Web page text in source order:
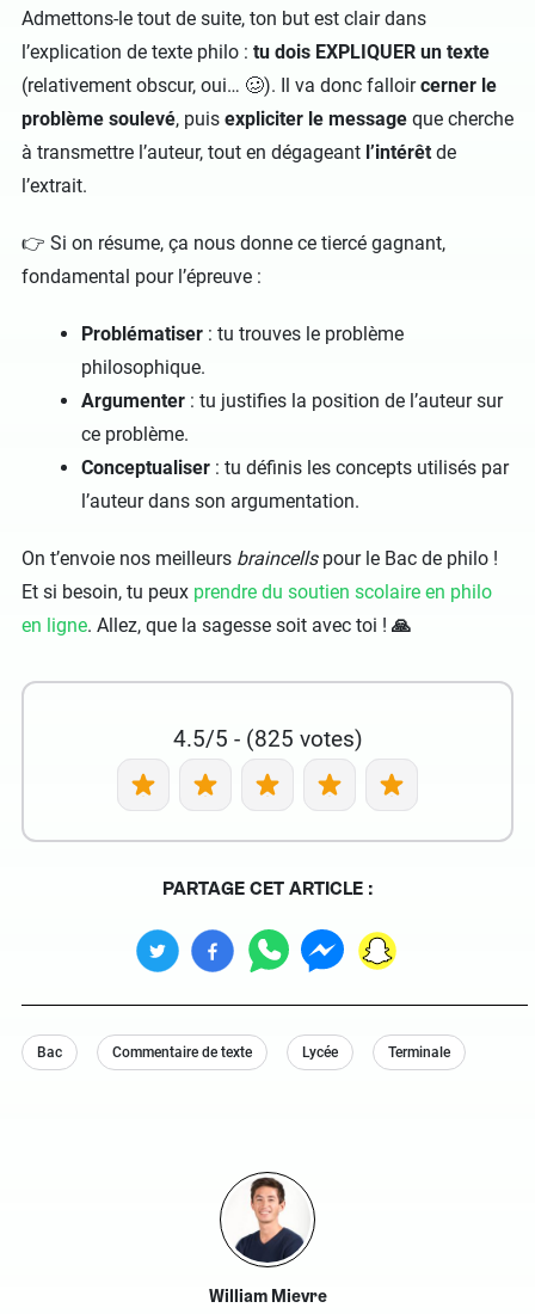
Admettons-le tout de suite, ton but est clair dans
l’explication de texte philo : tu dois EXPLIQUER un texte
(relativement obscur, oui… 🥴). Il va donc falloircerner le
problème soulevé, puis expliciter le message que cherche
à transmettre l’auteur, tout en dégageant l’intérêt de
l’extrait.
👉 Si on résume, ça nous donne ce tiercé gagnant,
fondamental pour l’épreuve :
Problématiser : tu trouves le problème
philosophique.
Argumenter : tu justifies la position de l’auteur sur
ce problème.
Conceptualiser : tu définis les concepts utilisés par
l’auteur dans son argumentation.
On t’envoie nos meilleurs braincellspour le Bac de philo !
Et si besoin, tu peux prendre du soutien scolaire en philo
en ligne. Allez, que la sagesse soit avec toi ! 🙏
4.5/5 - (825 votes)
William Mievre
PARTAGE CET ARTICLE :
Bac Commentaire de texte Lycée Terminale